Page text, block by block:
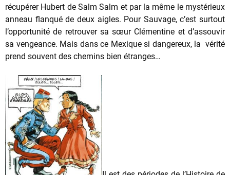
récupérer Hubert de Salm Salm et par la même le mystérieux
anneau flanqué de deux aigles. Pour Sauvage, c’est surtout
l’opportunité de retrouver sa sœur Clémentine et d’assouvir
sa vengeance. Mais dans ce Mexique si dangereux, la vérité
prend souvent des chemins bien étranges…